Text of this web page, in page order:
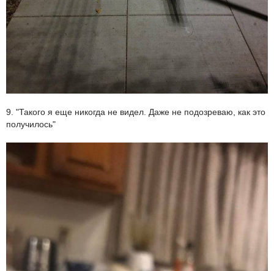
9. "Такого я еще никогда не видел. Даже не подозреваю, как это
получилось"